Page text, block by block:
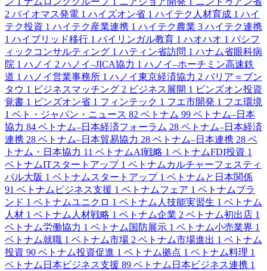
2 バイオマス発電 1 ハイズオン省 1 ハイテク人材育成 1 ハイ
テク投資 1 ハイテク産業連携 1 ハイテク農業 3 ハイテク連携
1 ハイブリッド移行 1 バイリンガル教育 1 ハオハオ 1 パシフ
ィックコンサルティング 1 ハティン省訪問 1 ハナム省眼科病
院 1 ハノイ 2 ハノイ–JICA協力 1 ハノイ–ホーチミン高速鉄
道 1 ハノイ営業事務所 1 ハノイ東京経済協力 2 バリア＝ブン
タウ 1 ビジネスマッチング 2 ビジネス展開 1 ビンズオン投資
覚書 1 ビンズオン省 1 フィンテック 1 フエ市開発 1 フエ環境
1 ベト・ジャパン・ニュース 82 ベトナム 99 ベトナム–日本
協力 84 ベトナム–日本経済フォーラム 28 ベトナム–日本経済
連携 28 ベトナム–日本貿易協力 28 ベトナム–日本連携 28 ベ
トナム・日本協力 11 ベトナムAI戦略 1 ベトナムFDI投資 1
ベトナムITスタートアップ 1 ベトナムカルチャーフェスティ
バル大阪 1 ベトナムスタートアップ 1 ベトナムと日本関係
91 ベトナムビジネス支援 1 ベトナムフェア 1 ベトナムブラ
ンド 1 ベトナムユニクロ 1 ベトナム人技能実習生 1 ベトナム
人材 1 ベトナム人材戦略 1 ベトナム企業 2 ベトナム初出店 1
ベトナム労働協力 1 ベトナム国防展示 1 ベトナム小売業界 1
ベトナム就職 1 ベトナム市場 2 ベトナム市場進出 1 ベトナム
投資 90 ベトナム投資促進 1 ベトナム拠点 1 ベトナム料理 1
ベトナム日本ビジネス支援 89 ベトナム日本ビジネス連携 1